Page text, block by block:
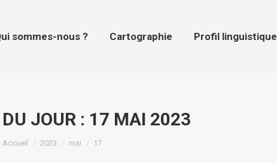
sommes-nous ? Cartographie Profil linguistique
JOUR : 17 MAI 2023
Vous êtes ici :
Accueil 2023 mai 17